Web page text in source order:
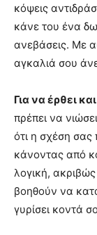
κόψεις
κάνε του ένα
ανεβάσεις. Με
αγκαλιά σου
Για να έρθει
πρέπει να
ότι η σχέση σας
κάνοντας από
λογική, ακριβώς
βοηθούν να
γυρίσει κοντά